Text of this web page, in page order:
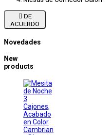

ACUERDO
Novedades
New
products